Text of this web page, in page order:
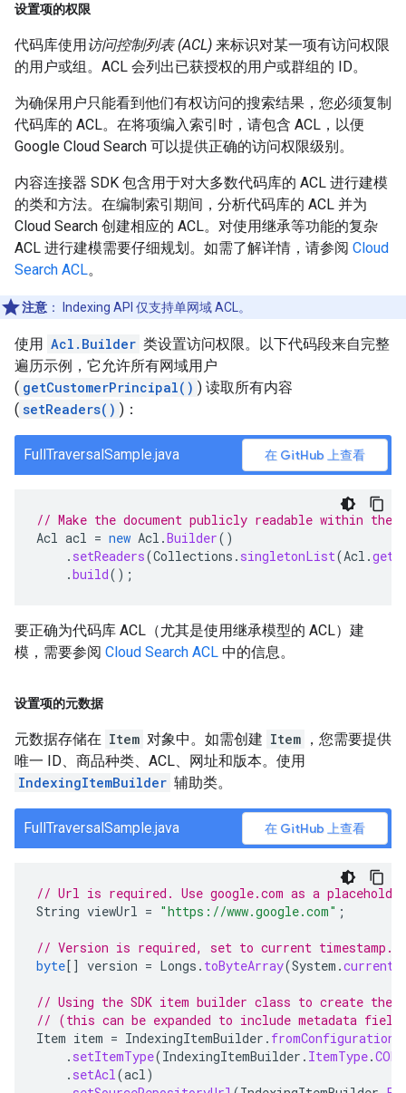
设置项的权限
代码库使用访问控制列表 (ACL) 来标识对某一项有访问权限
的用户或组。ACL 会列出已获授权的用户或群组的 ID。
为确保用户只能看到他们有权访问的搜索结果，您必须复制
代码库的 ACL。在将项编入索引时，请包含 ACL，以便
Google Cloud Search 可以提供正确的访问权限级别。
内容连接器 SDK 包含用于对大多数代码库的 ACL 进行建模
的类和方法。在编制索引期间，分析代码库的 ACL 并为
Cloud Search 创建相应的 ACL。对使用继承等功能的复杂
ACL 进行建模需要仔细规划。如需了解详情，请参阅 Cloud
Search ACL。
注意 ： Indexing API 仅支持单网域 ACL。
使用 Acl.Builder 类设置访问权限。以下代码段来自完整
遍历示例，它允许所有网域用户
( getCustomerPrincipal() ) 读取所有内容
( setReaders() )：
FullTraversalSample.java 在 GitHub 上查看
// Make the document publicly readable within the
Acl acl = new Acl .Builder()
. setReaders(Collections . singletonList(Acl .
.build();
要正确为代码库 ACL（尤其是使用继承模型的 ACL）建
模，需要参阅 Cloud Search ACL 中的信息。
设置项的元数据
元数据存储在 Item 对象中。如需创建 Item ，您需要提供
唯一 ID、商品种类、ACL、网址和版本。使用
IndexingItemBuilder 辅助类。
FullTraversalSample.java 在 GitHub 上查看
// Url is required. Use google.com as a
String viewUrl = "https://www.google.com" ;
// Version is required, set to current timestamp.
byte[] version = Longs . toByteArray(System .
// Using the SDK item builder class to create the
// (this can be expanded to include metadata
Item item = IndexingItemBuilder . fromConfiguration
. setItemType(IndexingItemBuilder . ItemType.
. setAcl(acl)